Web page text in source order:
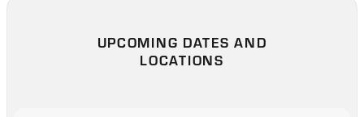
UPCOMING DATES AND
LOCATIONS